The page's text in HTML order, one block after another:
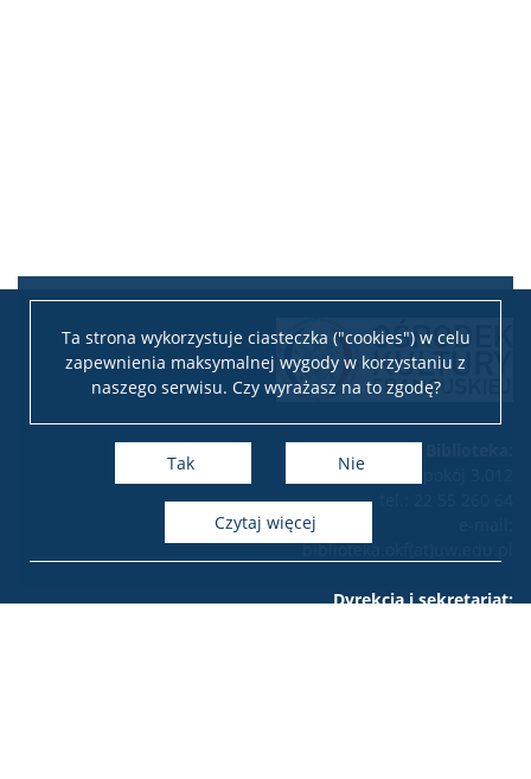
Ta strona wykorzystuje ciasteczka ("cookies") w celu
zapewnienia maksymalnej wygody w korzystaniu z
naszego serwisu. Czy wyrażasz na to zgodę?
Tak Nie
czytaj więcej
biblioteka.okf(at)uw.edu.pl
Dyrekcja i sekretariat: